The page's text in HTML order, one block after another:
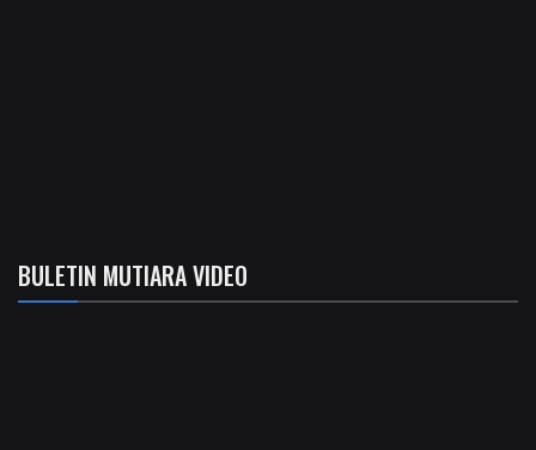
BULETIN MUTIARA VIDEO